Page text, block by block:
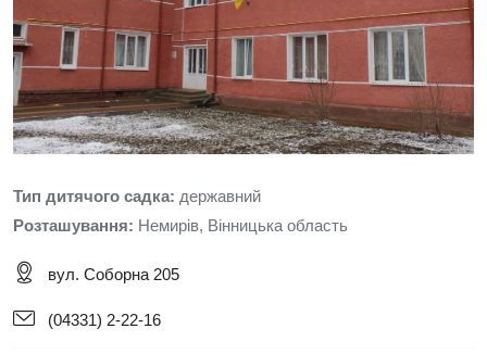
Тип дитячого садка: державний
Розташування: Немирів, Вінницька область
вул. Соборна 205
(04331) 2-22-16